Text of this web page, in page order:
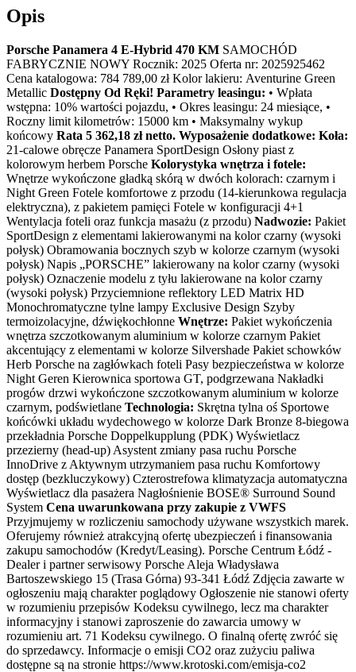
Opis
Porsche Panamera 4 E-Hybrid 470 KM SAMOCHÓD
FABRYCZNIE NOWY Rocznik: 2025 Oferta nr: 2025925462
Cena katalogowa: 784 789,00 zł Kolor lakieru: Aventurine Green
Metallic Dostępny Od Ręki! Parametry leasingu: • Wpłata
wstępna: 10% wartości pojazdu, • Okres leasingu: 24 miesiące, •
Roczny limit kilometrów: 15000 km • Maksymalny wykup
końcowy Rata 5 362,18 zł netto. Wyposażenie dodatkowe: Koła:
21-calowe obręcze Panamera SportDesign Osłony piast z
kolorowym herbem Porsche Kolorystyka wnętrza i fotele:
Wnętrze wykończone gładką skórą w dwóch kolorach: czarnym i
Night Green Fotele komfortowe z przodu (14-kierunkowa regulacja
elektryczna), z pakietem pamięci Fotele w konfiguracji 4+1
Wentylacja foteli oraz funkcja masażu (z przodu) Nadwozie: Pakiet
SportDesign z elementami lakierowanymi na kolor czarny (wysoki
połysk) Obramowania bocznych szyb w kolorze czarnym (wysoki
połysk) Napis „PORSCHE” lakierowany na kolor czarny (wysoki
połysk) Oznaczenie modelu z tyłu lakierowane na kolor czarny
(wysoki połysk) Przyciemnione reflektory LED Matrix HD
Monochromatyczne tylne lampy Exclusive Design Szyby
termoizolacyjne, dźwiękochłonne Wnętrze: Pakiet wykończenia
wnętrza szczotkowanym aluminium w kolorze czarnym Pakiet
akcentujący z elementami w kolorze Silvershade Pakiet schowków
Herb Porsche na zagłówkach foteli Pasy bezpieczeństwa w kolorze
Night Geren Kierownica sportowa GT, podgrzewana Nakładki
progów drzwi wykończone szczotkowanym aluminium w kolorze
czarnym, podświetlane Technologia: Skrętna tylna oś Sportowe
końcówki układu wydechowego w kolorze Dark Bronze 8-biegowa
przekładnia Porsche Doppelkupplung (PDK) Wyświetlacz
przezierny (head-up) Asystent zmiany pasa ruchu Porsche
InnoDrive z Aktywnym utrzymaniem pasa ruchu Komfortowy
dostęp (bezkluczykowy) Czterostrefowa klimatyzacja automatyczna
Wyświetlacz dla pasażera Nagłośnienie BOSE® Surround Sound
System Cena uwarunkowana przy zakupie z VWFS
Przyjmujemy w rozliczeniu samochody używane wszystkich marek.
Oferujemy również atrakcyjną ofertę ubezpieczeń i finansowania
zakupu samochodów (Kredyt/Leasing). Porsche Centrum Łódź -
Dealer i partner serwisowy Porsche Aleja Władysława
Bartoszewskiego 15 (Trasa Górna) 93-341 Łódź Zdjęcia zawarte w
ogłoszeniu mają charakter poglądowy Ogłoszenie nie stanowi oferty
w rozumieniu przepisów Kodeksu cywilnego, lecz ma charakter
informacyjny i stanowi zaproszenie do zawarcia umowy w
rozumieniu art. 71 Kodeksu cywilnego. O finalną ofertę zwróć się
do sprzedawcy. Informacje o emisji CO2 oraz zużyciu paliwa
dostępne są na stronie https://www.krotoski.com/emisja-co2